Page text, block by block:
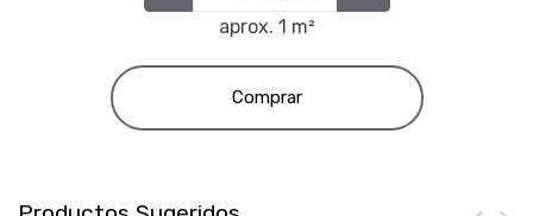
aprox. 1 m²
Comprar